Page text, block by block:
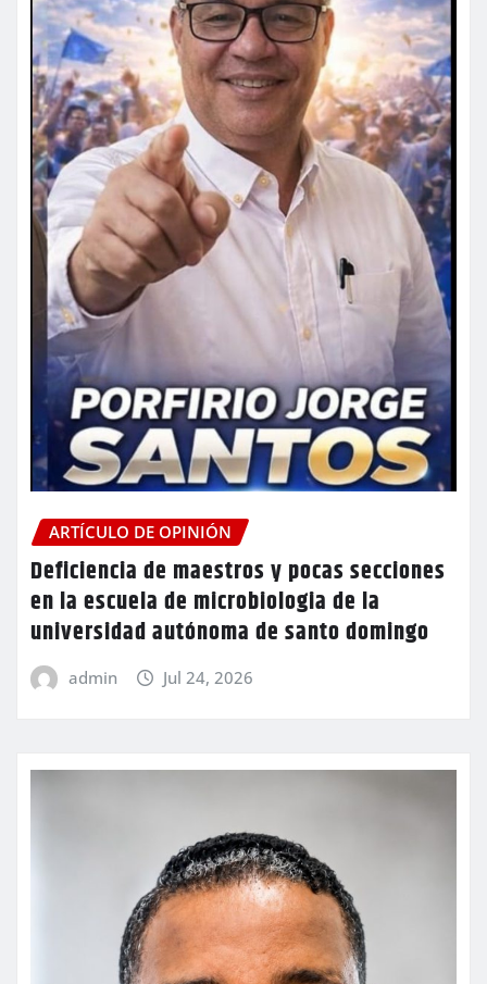
ARTÍCULO DE OPINIÓN
Deficiencia de maestros y pocas secciones
en la escuela de microbiologia de la
universidad autónoma de santo domingo
admin Jul 24, 2026